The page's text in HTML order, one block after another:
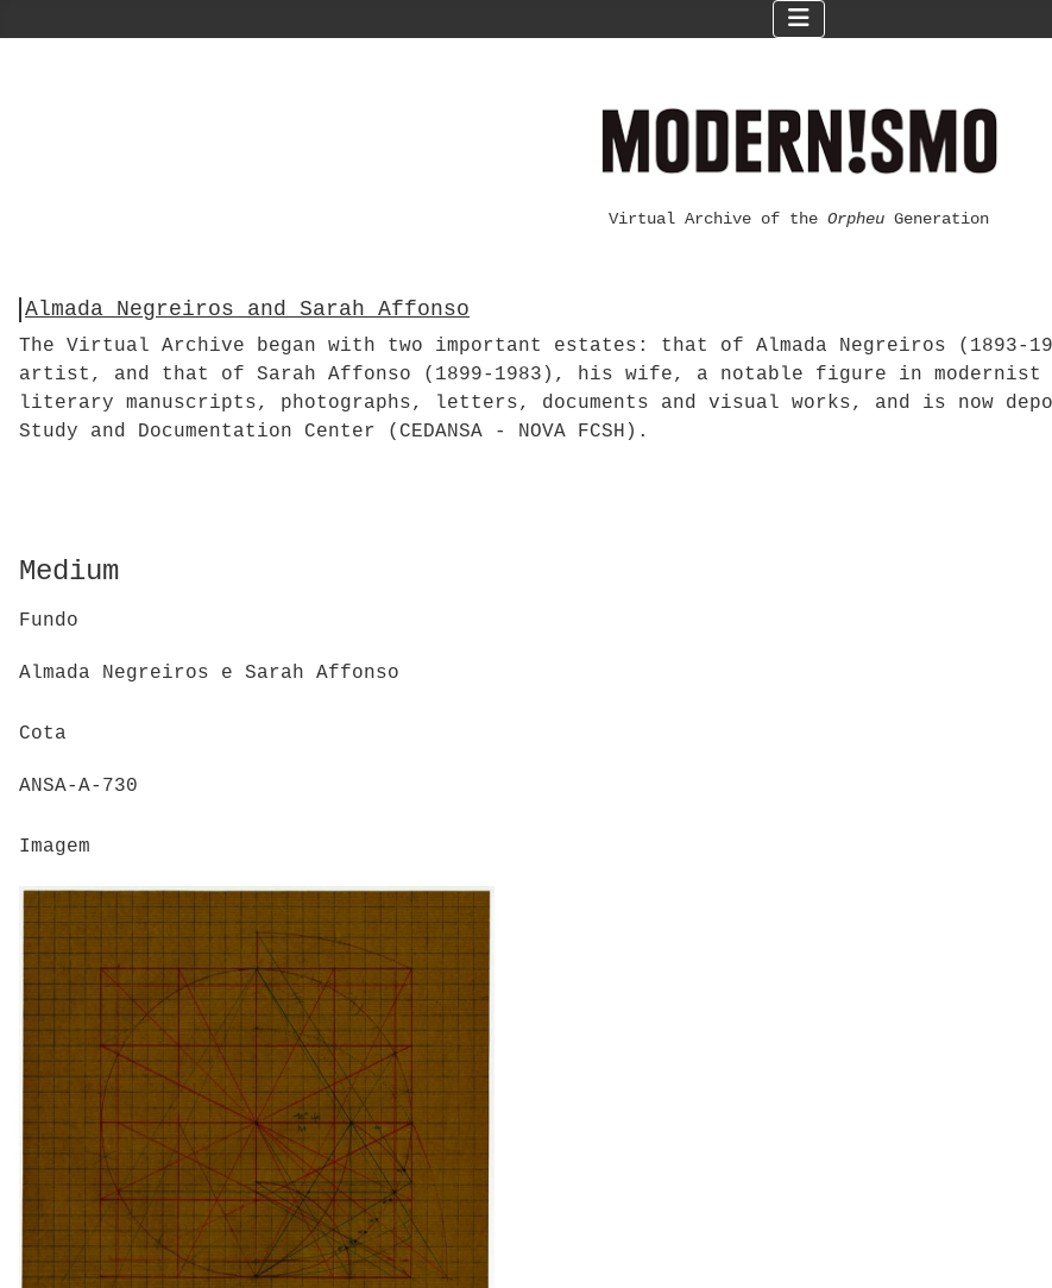
Virtual Archive of the Orpheu Generation
Almada Negreiros and Sarah Affonso
The Virtual Archive began with two important estates: that of Almada Negreiros
artist, and that of Sarah Affonso (1899-1983), his wife, a notable figure in
literary manuscripts, photographs, letters, documents and visual works, and is now
Study and Documentation Center (CEDANSA - NOVA FCSH).
Medium
Fundo
Almada Negreiros e Sarah Affonso
Cota
ANSA-A-730
Imagem